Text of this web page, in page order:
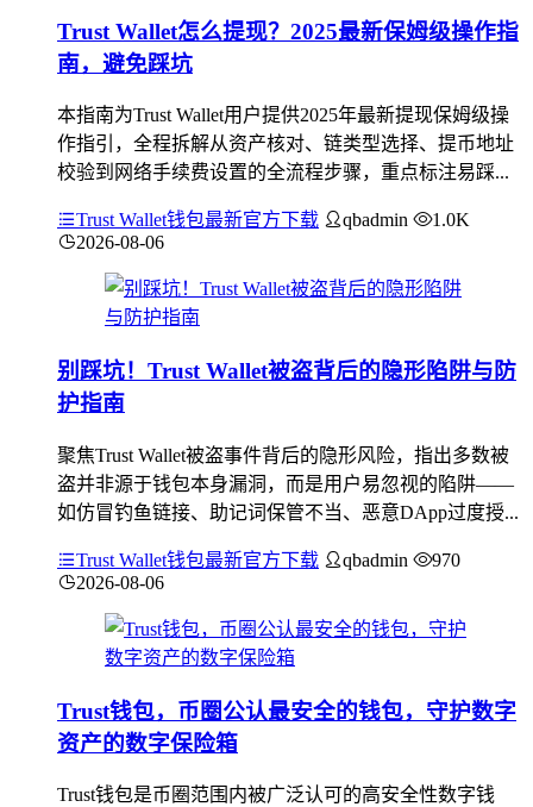
Trust Wallet怎么提现？2025最新保姆级操作指
南，避免踩坑
本指南为Trust Wallet用户提供2025年最新提现保姆级操
作指引，全程拆解从资产核对、链类型选择、提币地址
校验到网络手续费设置的全流程步骤，重点标注易踩...
Trust Wallet钱包最新官方下载 qbadmin
1.0K
2026-08-06
别踩坑！Trust Wallet被盗背后的隐形陷阱与防
护指南
聚焦Trust Wallet被盗事件背后的隐形风险，指出多数被
盗并非源于钱包本身漏洞，而是用户易忽视的陷阱——
如仿冒钓鱼链接、助记词保管不当、恶意DApp过度授...
Trust Wallet钱包最新官方下载 qbadmin
970
2026-08-06
Trust钱包，币圈公认最安全的钱包，守护数字
资产的数字保险箱
Trust钱包是币圈范围内被广泛认可的高安全性数字钱